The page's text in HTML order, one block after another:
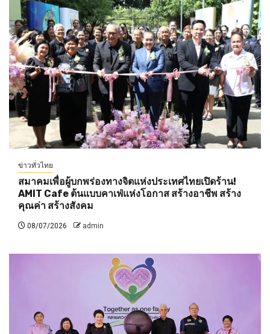
ข่าวทั่วไทย
สมาคมเพื่อผู้บกพร่องทางจิตแห่งประเทศไทยเปิดร้าน!
AMIT Cafe ต้นแบบคาเฟ่แห่งโอกาส สร้างอาชีพ สร้าง
คุณค่า สร้างสังคม
08/07/2026 admin